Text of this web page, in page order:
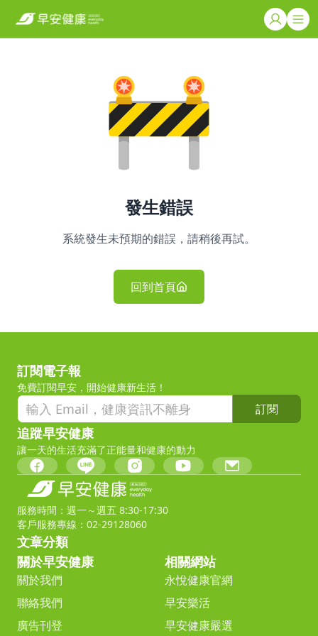
發生錯誤
系統發生未預期的錯誤，請稍後再試。
回到首頁
訂閱電子報
免費訂閱早安，開始健康新生活！
訂閱
追蹤早安健康
讓一天的生活充滿了正能量和健康的動力
服務時間：週一～週五 8:30-17:30
客戶服務專線：02-29128060
文章分類
關於早安健康
關於我們
聯絡我們
廣告刊登
相關網站
永悅健康官網
早安樂活
早安健康嚴選